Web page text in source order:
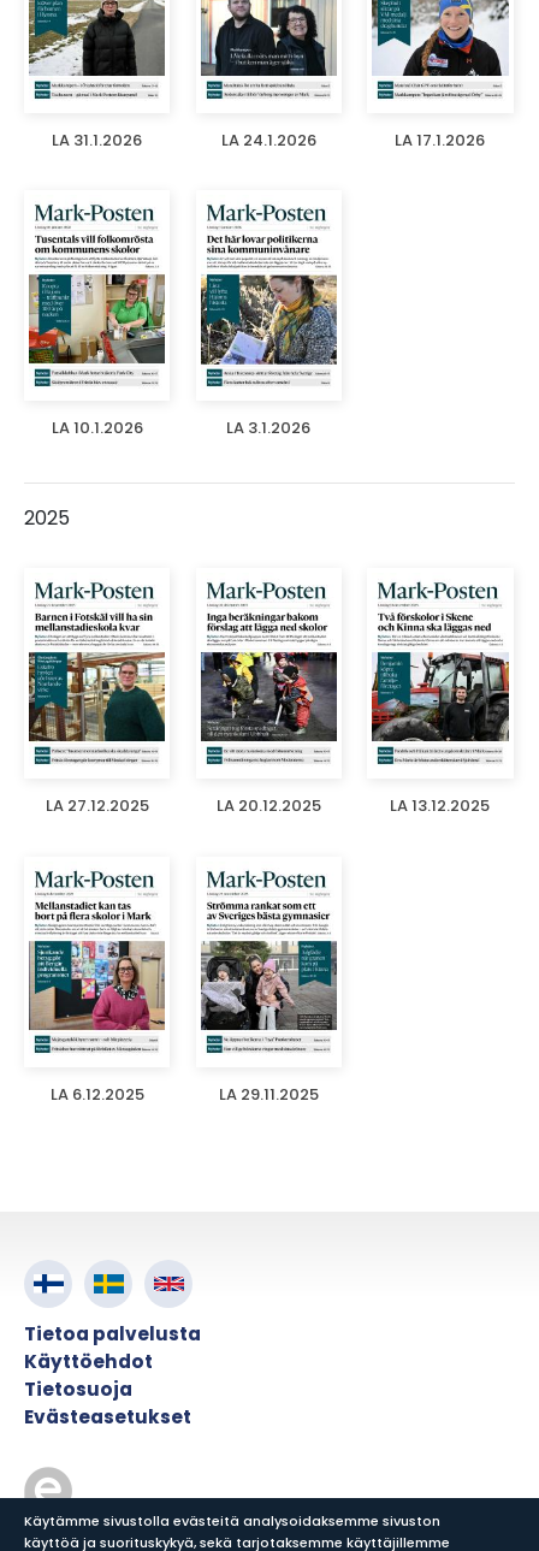
LA 31.1.2026 LA 24.1.2026 LA 17.1.2026
LA 10.1.2026 LA 3.1.2026
2025
LA 27.12.2025 LA 20.12.2025 LA 13.12.2025
LA 6.12.2025 LA 29.11.2025
Tietoa palvelusta
Käyttöehdot
Tietosuoja
Evästeasetukset
Käytämme sivustolla evästeitä analysoidaksemme sivuston
käyttöä ja suorituskykyä, sekä tarjotaksemme käyttäjillemme